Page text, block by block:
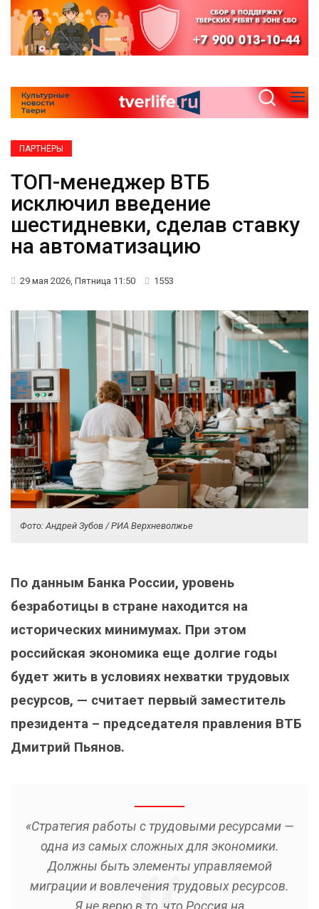
ПАРТНЁРЫ
ТОП-менеджер ВТБ
исключил введение
шестидневки, сделав ставку
на автоматизацию
29 мая 2026, Пятница 11:50 1553
Фото: Андрей Зубов / РИА Верхневолжье
По данным Банка России, уровень
безработицы в стране находится на
исторических минимумах. При этом
российская экономика еще долгие годы
будет жить в условиях нехватки трудовых
ресурсов, — считает первый заместитель
президента – председателя правления ВТБ
Дмитрий Пьянов.
«Стратегия работы с трудовыми ресурсами —
одна из самых сложных для экономики.
Должны быть элементы управляемой
миграции и вовлечения трудовых ресурсов.
Я не верю в то, что Россия на